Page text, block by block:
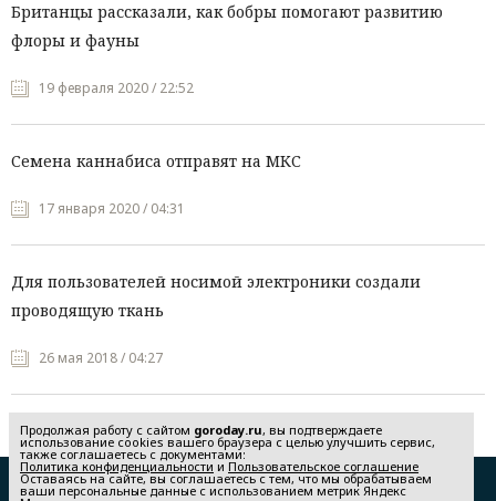
Британцы рассказали, как бобры помогают развитию
флоры и фауны
19 февраля 2020 / 22:52
Семена каннабиса отправят на МКС
17 января 2020 / 04:31
Для пользователей носимой электроники создали
проводящую ткань
26 мая 2018 / 04:27
Редакция Реклама
Продолжая работу с сайтом goroday.ru, вы подтверждаете
использование cookies вашего браузера с целью улучшить сервис,
также соглашаетесь с документами:
Политика конфиденциальности и Пользовательское соглашение
Оставаясь на сайте, вы соглашаетесь с тем, что мы обрабатываем
ваши персональные данные с использованием метрик Яндекс